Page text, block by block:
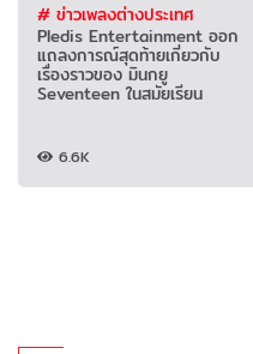
# ข่าวเพลงต่างประเทศ
Pledis Entertainment ออก
แถลงการณ์สุดท้ายเกี่ยวกับ
เรื่องราวของ มินกยู
Seventeen ในสมัยเรียน
6.6K